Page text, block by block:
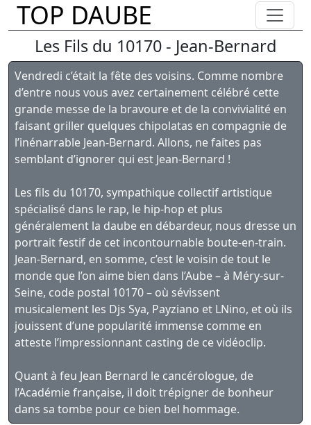
TOP DAUBE
Les Fils du 10170 - Jean-Bernard
Vendredi c’était la fête des voisins. Comme nombre
d’entre nous vous avez certainement célébré cette
grande messe de la bravoure et de la convivialité en
faisant griller quelques chipolatas en compagnie de
l’inénarrable Jean-Bernard. Allons, ne faites pas
semblant d’ignorer qui est Jean-Bernard !
Les fils du 10170, sympathique collectif artistique
spécialisé dans le rap, le hip-hop et plus
généralement la daube en débardeur, nous dresse un
portrait festif de cet incontournable boute-en-train.
Jean-Bernard, en somme, c’est le voisin de tout le
monde que l’on aime bien dans l’Aube – à Méry-sur-
Seine, code postal 10170 – où sévissent
musicalement les Djs Sya, Payziano et LNino, et où ils
jouissent d’une popularité immense comme en
atteste l’impressionnant casting de ce vidéoclip.
Quant à feu Jean Bernard le cancérologue, de
l’Académie française, il doit trépigner de bonheur
dans sa tombe pour ce bien bel hommage.